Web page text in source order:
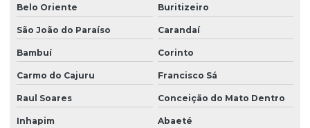
Belo Oriente Buritizeiro
São João do Paraíso Carandaí
Bambuí Corinto
Carmo do Cajuru Francisco Sá
Raul Soares Conceição do Mato Dentro
Inhapim Abaeté